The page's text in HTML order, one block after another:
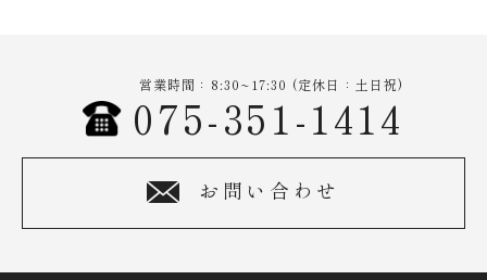
営業時間：8:30~17:30 (定休日：土日祝)
075-351-1414
お問い合わせ